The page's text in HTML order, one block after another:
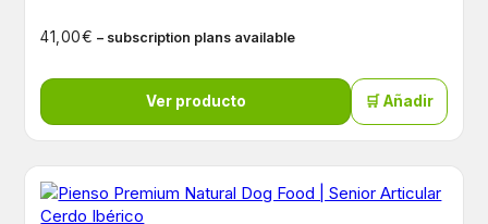
41,00€ – subscription plans available
Ver producto 🛒 Añadir